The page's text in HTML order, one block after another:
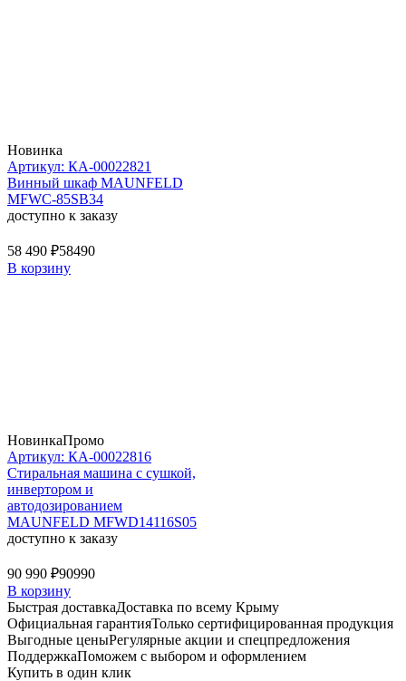
Новинка
Артикул: КА-00022821
Винный шкаф MAUNFELD
MFWC-85SB34
доступно к заказу
58 490 ₽58490
В корзину
НовинкаПромо
Артикул: КА-00022816
Стиральная машина c сушкой,
инвертором и
автодозированием
MAUNFELD MFWD14116S05
доступно к заказу
90 990 ₽90990
В корзину
Быстрая доставкаДоставка по всему Крыму
Официальная гарантияТолько сертифицированная продукция
Выгодные ценыРегулярные акции и спецпредложения
ПоддержкаПоможем с выбором и оформлением
Купить в один клик